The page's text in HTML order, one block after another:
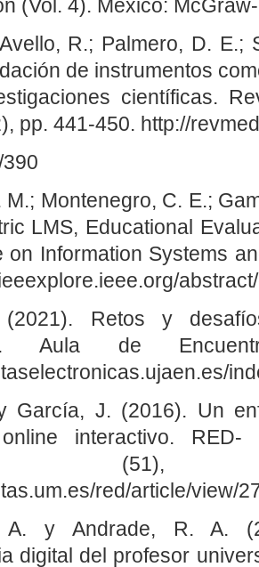
(Vol. 4). México:
R.; Palmero, D. E.;
de instrumentos
científicas.
pp. 441-450. http://
M.; Montenegro, C. E.;
LMS, Educational
on Information Systems
(2021). Retos y
Aula de
García, J. (2016). Un
interactivo.
red/article/view/
A. y Andrade, R. A.
digital del profesor